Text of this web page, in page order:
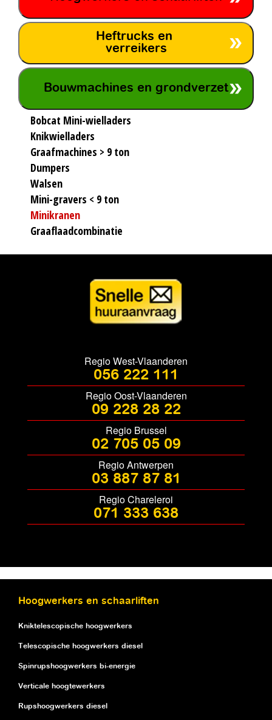
Heftrucks en
verreikers
Bouwmachines en grondverzet
Bobcat Mini-wielladers
Knikwielladers
Graafmachines > 9 ton
Dumpers
Walsen
Mini-gravers < 9 ton
Minikranen
Graaflaadcombinatie
Regio West-Vlaanderen
056 222 111
Regio Oost-Vlaanderen
09 228 28 22
Regio Brussel
02 705 05 09
Regio Antwerpen
03 887 87 81
Regio Chareleroi
071 333 638
Hoogwerkers en schaarliften
Kniktelescopische hoogwerkers
Telescopische hoogwerkers diesel
Spinrupshoogwerkers bi-energie
Verticale hoogtewerkers
Rupshoogwerkers diesel